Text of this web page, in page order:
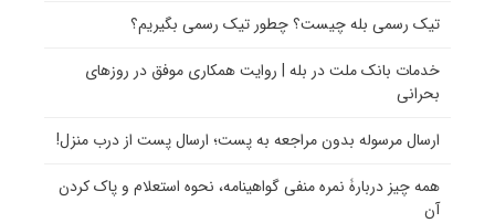
تیک رسمی بله چیست؟ چطور تیک رسمی بگیریم؟
خدمات بانک ملت در بله | روایت همکاری موفق در روزهای
بحرانی
ارسال مرسوله بدون مراجعه به پست؛ ارسال پست از درب منزل!
همه چیز دربارۀ نمره منفی گواهینامه، نحوه استعلام و پاک کردن
آن